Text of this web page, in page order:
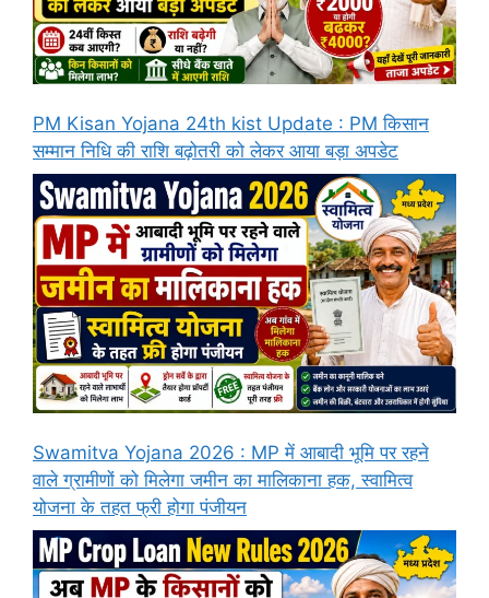
PM Kisan Yojana 24th kist Update : PM किसान
सम्मान निधि की राशि बढ़ोतरी को लेकर आया बड़ा अपडेट
Swamitva Yojana 2026 : MP में आबादी भूमि पर रहने
वाले ग्रामीणों को मिलेगा जमीन का मालिकाना हक, स्वामित्व
योजना के तहत फ्री होगा पंजीयन